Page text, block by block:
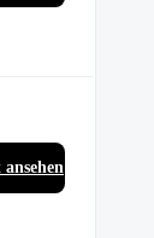
ansehen